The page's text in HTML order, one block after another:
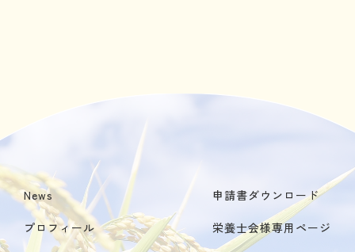
News
プロフィール
申請書ダウンロード
栄養士会様専用ページ